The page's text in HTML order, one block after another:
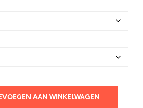
AAN WINKELWAGEN